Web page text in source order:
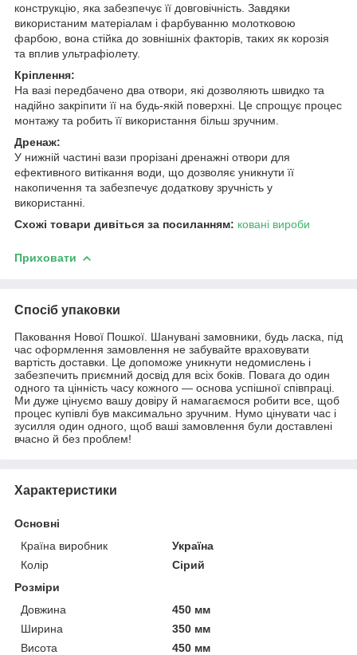
конструкцію, яка забезпечує її довговічність. Завдяки
використаним матеріалам і фарбуванню молотковою
фарбою, вона стійка до зовнішніх факторів, таких як корозія
та вплив ультрафіолету.
Кріплення:
На вазі передбачено два отвори, які дозволяють швидко та
надійно закріпити її на будь-якій поверхні. Це спрощує процес
монтажу та робить її використання більш зручним.
Дренаж:
У нижній частині вази прорізані дренажні отвори для
ефективного витікання води, що дозволяє уникнути її
накопичення та забезпечує додаткову зручність у
використанні.
Схожі товари дивіться за посиланням: ковані вироби
Приховати
Спосіб упаковки
Паковання Нової Пошкої. Шанувані замовники, будь ласка, під
час оформлення замовлення не забувайте враховувати
вартість доставки. Це допоможе уникнути недомислень і
забезпечить приємний досвід для всіх боків. Повага до один
одного та цінність часу кожного — основа успішної співпраці.
Ми дуже цінуємо вашу довіру й намагаємося робити все, щоб
процес купівлі був максимально зручним. Нумо цінувати час і
зусилля один одного, щоб ваші замовлення були доставлені
вчасно й без проблем!
Характеристики
Основні
Країна виробник
Україна
Колір
Сірий
Розміри
Довжина
450 мм
Ширина
350 мм
Висота
450 мм